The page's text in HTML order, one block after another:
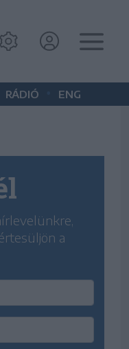
RÁDIÓ ENG
a